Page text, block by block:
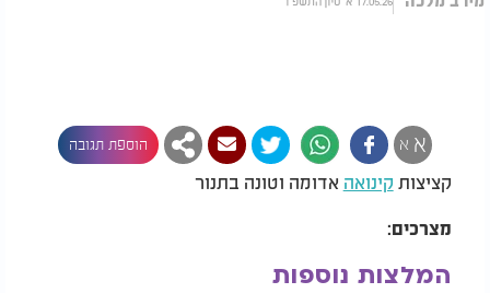
א א הוספת תגובה
קציצות קינואה אדומה וטונה בתנור
מצרכים:
המלצות נוספות